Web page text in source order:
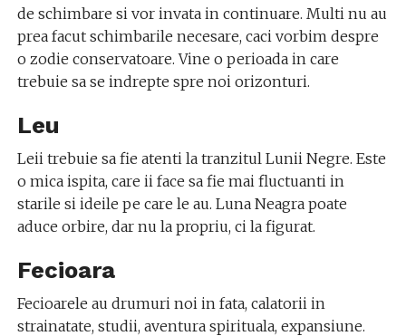
de schimbare si vor invata in continuare. Multi nu au
prea facut schimbarile necesare, caci vorbim despre
o zodie conservatoare. Vine o perioada in care
trebuie sa se indrepte spre noi orizonturi.
Leu
Leii trebuie sa fie atenti la tranzitul Lunii Negre. Este
o mica ispita, care ii face sa fie mai fluctuanti in
starile si ideile pe care le au. Luna Neagra poate
aduce orbire, dar nu la propriu, ci la figurat.
Fecioara
Fecioarele au drumuri noi in fata, calatorii in
strainatate, studii, aventura spirituala, expansiune.